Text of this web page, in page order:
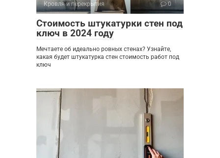
Кровля и перекрытия 0
Стоимость штукатурки стен под
ключ в 2024 году
Мечтаете об идеально ровных стенах? Узнайте,
какая будет штукатурка стен стоимость работ под
ключ